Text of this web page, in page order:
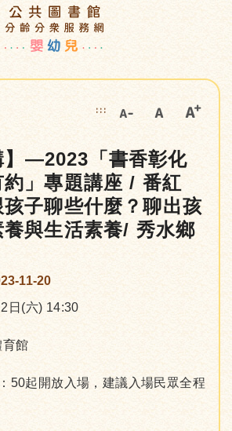
:::
】—2023「書香彰化
」專題講座 / 番紅
子聊些什麼？聊出孩
與生活素養/ 秀水鄉
11-20
日(六) 14:30
育館
50起開放入場，建議入場民眾全程